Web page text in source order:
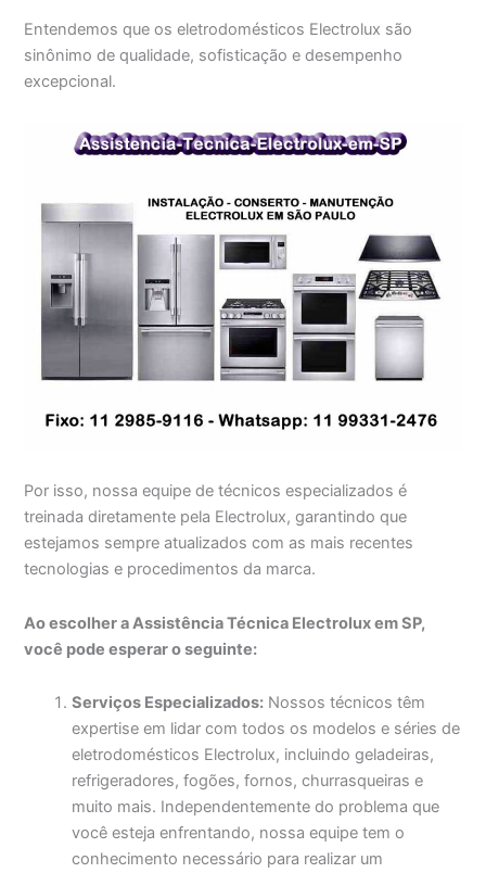
Entendemos que os eletrodomésticos Electrolux são
sinônimo de qualidade, sofisticação e desempenho
excepcional.
Por isso, nossa equipe de técnicos especializados é
treinada diretamente pela Electrolux, garantindo que
estejamos sempre atualizados com as mais recentes
tecnologias e procedimentos da marca.
Ao escolher a Assistência Técnica Electrolux em SP,
você pode esperar o seguinte:
Serviços Especializados: Nossos técnicos têm
expertise em lidar com todos os modelos e séries de
eletrodomésticos Electrolux, incluindo geladeiras,
refrigeradores, fogões, fornos, churrasqueiras e
muito mais. Independentemente do problema que
você esteja enfrentando, nossa equipe tem o
conhecimento necessário para realizar um